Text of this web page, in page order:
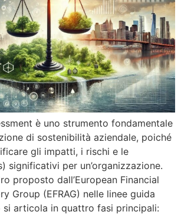
è uno strumento fondamentale
di sostenibilità aziendale, poiché
gli impatti, i rischi e le
significativi per un’organizzazione.
proposto dall’European Financial
Group (EFRAG) nelle linee guida
si articola in quattro fasi principali: